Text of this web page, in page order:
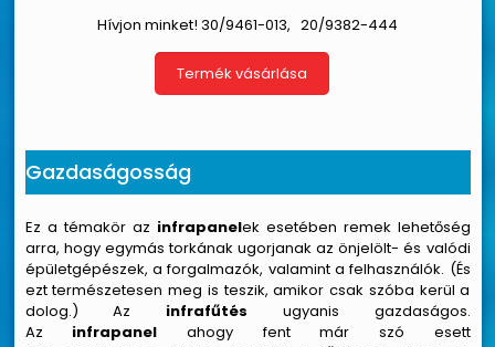
Hívjon minket! 30/9461-013, 20/9382-444
Termék vásárlása
Gazdaságosság
Ez a témakör az infrapanelek esetében remek lehetőség
arra, hogy egymás torkának ugorjanak az önjelölt- és valódi
épületgépészek, a forgalmazók, valamint a felhasználók. (És
ezt természetesen meg is teszik, amikor csak szóba kerül a
dolog.) Az infrafűtés ugyanis gazdaságos.
Az infrapanel ahogy fent már szó esett